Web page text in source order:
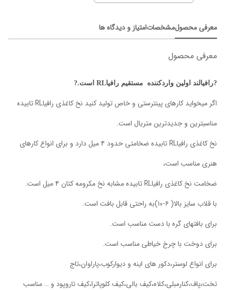
معرفی محصولمشخصاتامتیاز و دیدگاه ها
معرفی محصول
?رافیالند اولین واردکننده مستقیم رافیاRL است.?
اگر میخواید کارهای پینترستی و خاص تولید کنید نخ کاغذی رافیاRL تابیده
مناسبترین و جدیدترین متریال است.
نخ کاغذی رافیاRL تابیده ضخامتی حدود ۴ میل دارد و برای انواع کارهای
هنری مناسب است،
ضخامت نخ کاغذی رافیاRL تابیده مشابه نخ مکرومه کتان ۴ میل است.
با قلاب سایز بالا( ۶-۱۰)به راحتی قابل بافت است.
برای بافتهای گره با دست مناسب است.
برای دوخت با چرخ خیاطی مناسب است.
برای انواع لوستر،دکور های اینه و دیوارکوب،پاراوان،تاج
تخت،پاف،کنارمبلی،کلاه،کیف بالی،کیف کلوپاترا،کیف تاروپود و … مناسب